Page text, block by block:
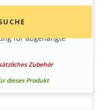
für abgehängte
Zubehör
dieses Produkt